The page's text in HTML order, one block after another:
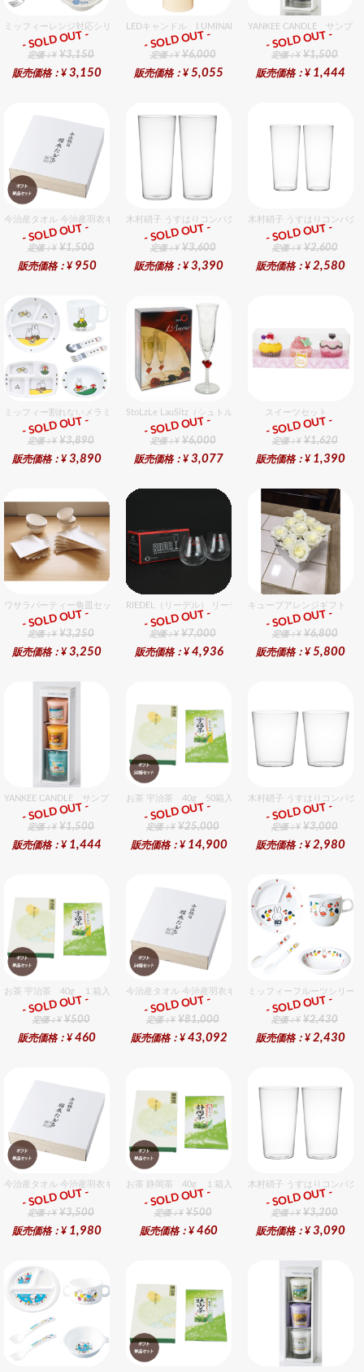
ミッフィーレンジ対応シリーズ セット販売商品です。
ギフト
定価：¥ ¥3,150
販売価格：¥ 3,150
- SOLD OUT -
LEDキャンドル LUMINARA（ルミナラ） アイボリー
ギフト
定価：¥ ¥6,000
販売価格：¥ 5,055
- SOLD OUT -
YANKEE CANDLE サンプ
ギフト
定価：¥ ¥1,500
販売価格：¥ 1,444
- SOLD OUT -
今治産タオル 今治産羽衣ギフトフェイスタオル 1個入セット
ギフト
定価：¥ ¥1,500
販売価格：¥ 950
- SOLD OUT -
木村硝子 うすはりコンパクト500cc ゾンビグラスギフト
ギフト
定価：¥ ¥3,600
販売価格：¥ 3,390
- SOLD OUT -
木村硝子 うすはりコンパク
ギフト
定価：¥ ¥2,600
販売価格：¥ 2,580
- SOLD OUT -
ミッフィー割れないメラミン食器セット セット販売商品です。
ギフト
定価：¥ ¥3,890
販売価格：¥ 3,890
- SOLD OUT -
StoLzLe LauSitz（シュトルツル ラウンジッツ） アモーレ
ギフト
定価：¥ ¥6,000
販売価格：¥ 3,077
- SOLD OUT -
スイーツセット
ギフト
定価：¥ ¥1,620
販売価格：¥ 1,390
- SOLD OUT -
ワサラパーティー角皿セット 4種6個入りセット
ギフト
定価：¥ ¥3,250
販売価格：¥ 3,250
- SOLD OUT -
RIEDEL（リーデル） リーデル オー 0 カベルネ 2個入りセ
ギフト
定価：¥ ¥7,000
販売価格：¥ 4,936
- SOLD OUT -
キューブアレンジギフト
ギフト
定価：¥ ¥6,800
販売価格：¥ 5,800
- SOLD OUT -
YANKEE CANDLE サンプラー3個・ホルダーセット トロピカル
ギフト
定価：¥ ¥1,500
販売価格：¥ 1,444
- SOLD OUT -
お茶 宇治茶 40g 50箱入セット 50個入りセット
ギフト
定価：¥ ¥25,000
販売価格：¥ 14,900
- SOLD OUT -
木村硝子 うすはりコンパク
ギフト
定価：¥ ¥3,000
販売価格：¥ 2,980
- SOLD OUT -
お茶 宇治茶 40g １箱入セット
ギフト
定価：¥ ¥500
販売価格：¥ 460
- SOLD OUT -
今治産タオル 今治産羽衣ギフトフェイスタオル 54個入セ
ギフト
定価：¥ ¥81,000
販売価格：¥ 43,092
- SOLD OUT -
ミッフィーフルーツシリー
ギフト
定価：¥ ¥2,430
販売価格：¥ 2,430
- SOLD OUT -
今治産タオル 今治産羽衣ギフトバスタオル 1個入セット
ギフト
定価：¥ ¥3,500
販売価格：¥ 1,980
- SOLD OUT -
お茶 静岡茶 40g １箱入セット
ギフト
定価：¥ ¥500
販売価格：¥ 460
- SOLD OUT -
木村硝子 うすはりコンパク
ギフト
定価：¥ ¥3,200
販売価格：¥ 3,090
- SOLD OUT -